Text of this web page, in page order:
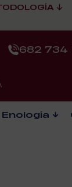
682 734
Enología